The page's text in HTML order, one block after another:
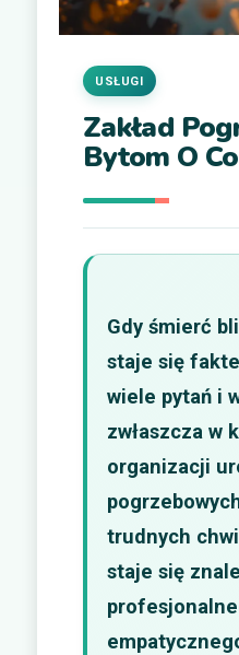
Zakład
Bytom O
USŁUGI
Gdy śmierć
staje się
wiele pytań i
zwłaszcza w
organizacji
trudnych
staje się